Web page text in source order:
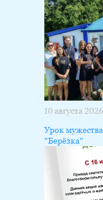
10 августа
Урок
"Берёзка"